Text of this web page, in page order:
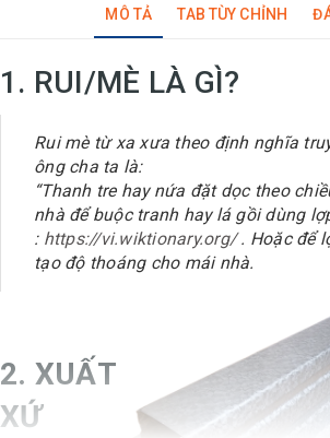
MÔ TẢ TAB TÙY CHỈNH
1. RUI/MÈ LÀ GÌ?
Rui mè từ xa xưa theo định nghĩa
ông cha ta là:
“Thanh tre hay nứa đặt dọc theo
nhà để buộc tranh hay lá gồi dùng
: https://vi.wiktionary.org/. Hoặc để
tạo độ thoáng cho mái nhà.
2. XUẤT
XỨ